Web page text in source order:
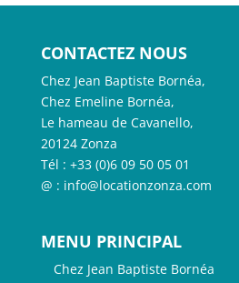
CONTACTEZ NOUS
Chez Jean Baptiste Bornéa,
Chez Emeline Bornéa,
Le hameau de Cavanello,
20124 Zonza
Tél : +33 (0)6 09 50 05 01
@ : info@locationzonza.com
MENU PRINCIPAL
Chez Jean Baptiste Bornéa